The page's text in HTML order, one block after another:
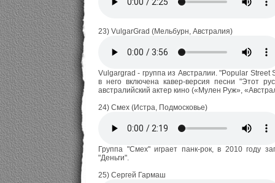
23) VulgarGrad (Мельбурн, Австралия)
Vulgargrad - группа из Австралии. "Popular
в него включена кавер-версия песни "Этот
австралийский актер кино («Мулен Руж»,
24) Смех (Истра, Подмосковье)
Группа "Смех" играет панк-рок, в 2010 году
"Деньги".
25) Сергей Гармаш